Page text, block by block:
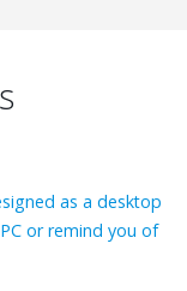
as a desktop
or remind you of